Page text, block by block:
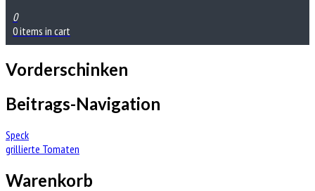
0
0 items in cart
Vorderschinken
Beitrags-Navigation
Speck
grillierte Tomaten
Warenkorb